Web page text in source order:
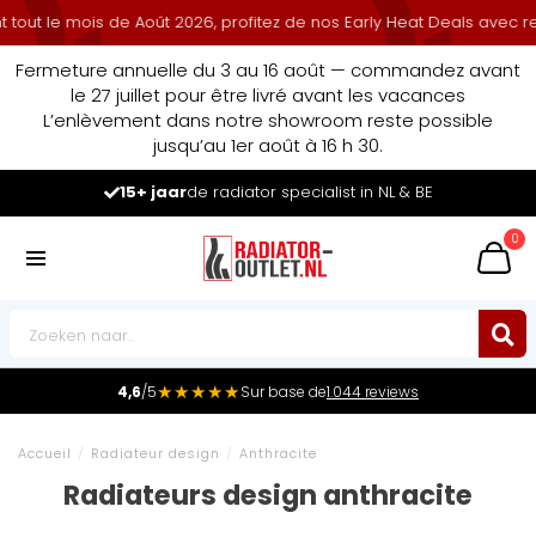
de Août 2026, profitez de nos Early Heat Deals avec remise
Fermeture annuelle du 3 au 16 août — commandez avant
le 27 juillet pour être livré avant les vacances
L’enlèvement dans notre showroom reste possible
jusqu’au 1er août à 16 h 30.
Leader du marchédes radiateurs au Benelux
0
4,6/5★★★★★Sur base de1.044 reviews
Accueil / Radiateur design / Anthracite
Radiateurs design anthracite